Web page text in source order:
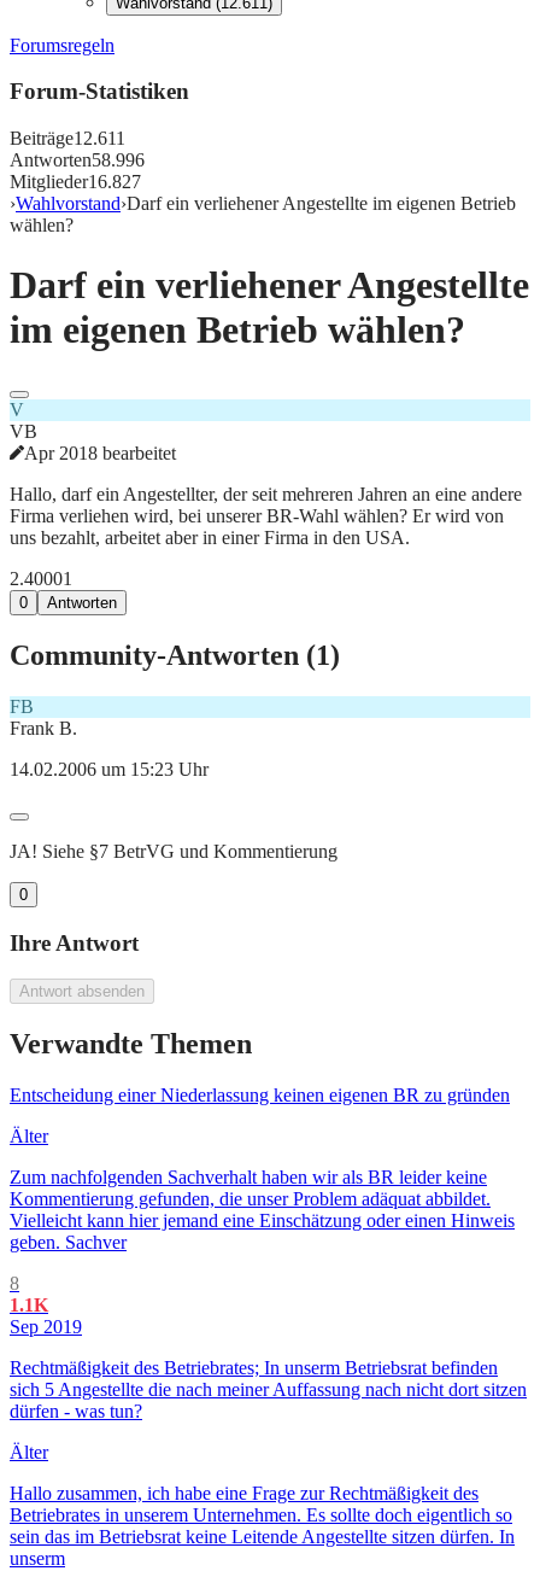
Forumsregeln
Forum-Statistiken
Beiträge12.611
Antworten58.996
Mitglieder16.827
›Wahlvorstand›Darf ein verliehener Angestellte im eigenen Betrieb
wählen?
Darf ein verliehener Angestellte
im eigenen Betrieb wählen?
V
VB
Apr 2018 bearbeitet
Hallo, darf ein Angestellter, der seit mehreren Jahren an eine andere
Firma verliehen wird, bei unserer BR-Wahl wählen? Er wird von
uns bezahlt, arbeitet aber in einer Firma in den USA.
2.40001
0 Antworten
Community-Antworten (1)
FB
Frank B.
14.02.2006 um 15:23 Uhr
JA! Siehe §7 BetrVG und Kommentierung
0
Ihre Antwort
Antwort absenden
Verwandte Themen
Entscheidung einer Niederlassung keinen eigenen BR zu gründen
Älter
Zum nachfolgenden Sachverhalt haben wir als BR leider keine
Kommentierung gefunden, die unser Problem adäquat abbildet.
Vielleicht kann hier jemand eine Einschätzung oder einen Hinweis
geben. Sachver
8
1.1K
Sep 2019
Rechtmäßigkeit des Betriebrates; In unserm Betriebsrat befinden
sich 5 Angestellte die nach meiner Auffassung nach nicht dort sitzen
dürfen - was tun?
Älter
Hallo zusammen, ich habe eine Frage zur Rechtmäßigkeit des
Betriebrates in unserem Unternehmen. Es sollte doch eigentlich so
sein das im Betriebsrat keine Leitende Angestellte sitzen dürfen. In
unserm